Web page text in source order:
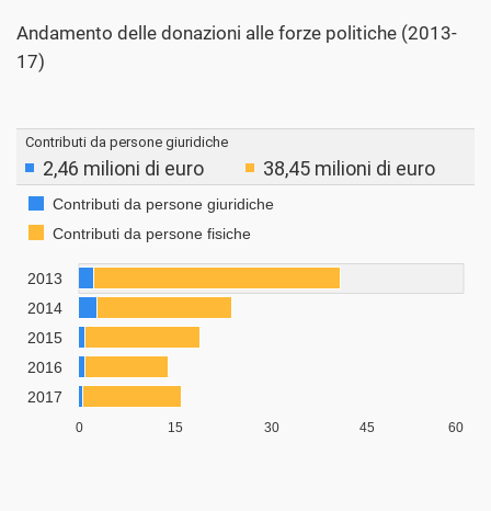
Andamento delle donazioni alle forze politiche (2013-
17)